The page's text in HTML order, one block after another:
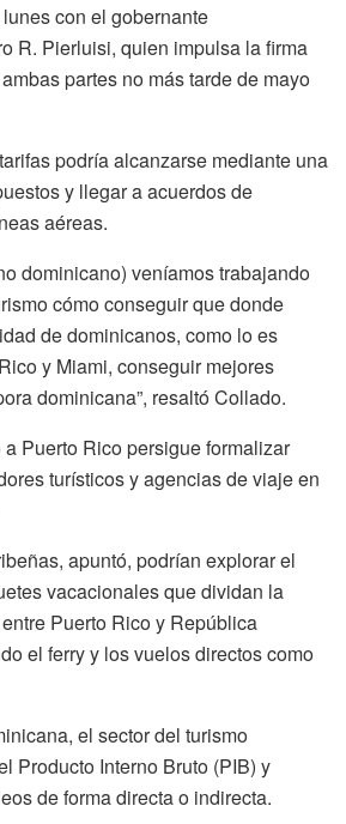
con el gobernante
R. Pierluisi, quien impulsa la firma
partes no más tarde de mayo
podría alcanzarse mediante una
y llegar a acuerdos de
aéreas.
dominicano) veníamos trabajando
cómo conseguir que donde
de dominicanos, como lo es
y Miami, conseguir mejores
dominicana”, resaltó Collado.
Puerto Rico persigue formalizar
turísticos y agencias de viaje en
apuntó, podrían explorar el
vacacionales que dividan la
Puerto Rico y República
el ferry y los vuelos directos como
el sector del turismo
Producto Interno Bruto (PIB) y
de forma directa o indirecta.